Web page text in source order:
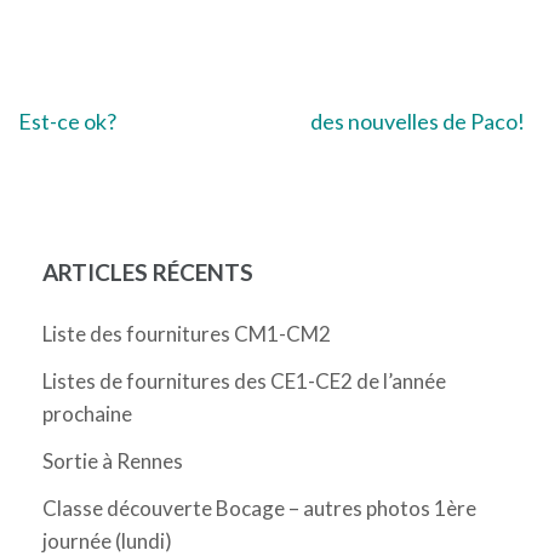
Navigation
Est-ce ok? des nouvelles de Paco!
ARTICLES RÉCENTS
Liste des fournitures CM1-CM2
Listes de fournitures des CE1-CE2 de l’année
prochaine
Sortie à Rennes
Classe découverte Bocage – autres photos 1ère
journée (lundi)